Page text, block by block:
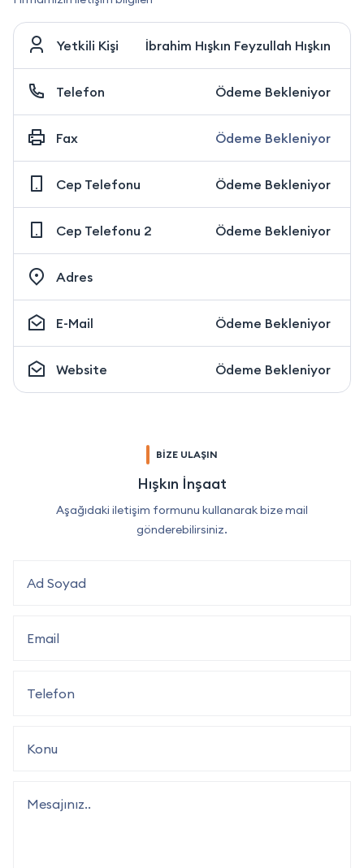
Yetkili Kişi İbrahim Hışkın Feyzullah Hışkın
Telefon Ödeme Bekleniyor
Fax Ödeme Bekleniyor
Cep Telefonu Ödeme Bekleniyor
Cep Telefonu 2 Ödeme Bekleniyor
Adres
E-Mail Ödeme Bekleniyor
Website Ödeme Bekleniyor
BİZE ULAŞIN
Hışkın İnşaat
Aşağıdaki iletişim formunu kullanarak bize mail
gönderebilirsiniz.